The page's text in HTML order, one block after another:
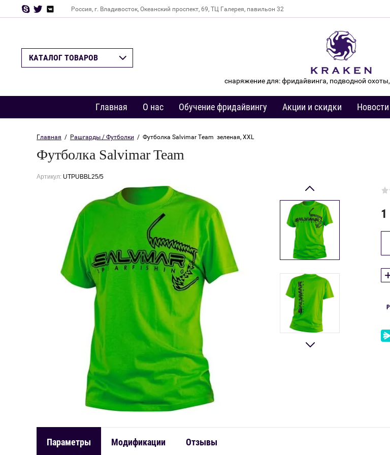
Назад Россия, г. Владивосток, Океанский проспект, 69, ТЦ Галерея, павильон 32
КАТАЛОГ ТОВАРОВ
снаряжение для: фридайвинга, подводной
Главная О нас Обучение фридайвингу Акции и скидки Новости
Главная
  /
Рашгарды / Футболки
  /  Футболка Salvimar Team  зеленая, XXL
Футболка Salvimar Team
Артикул: UTPUBBL25/5
1
Параметры Модификации Отзывы